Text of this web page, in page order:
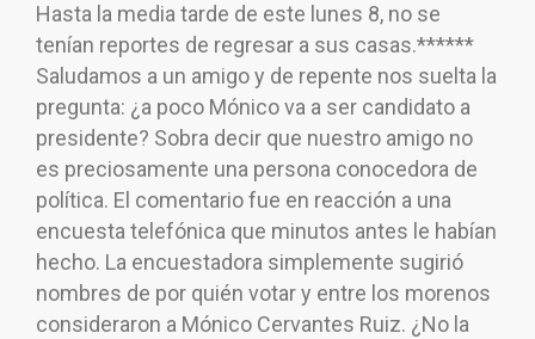
Hasta la media tarde de este lunes 8, no se
tenían reportes de regresar a sus casas.******
Saludamos a un amigo y de repente nos suelta la
pregunta: ¿a poco Mónico va a ser candidato a
presidente? Sobra decir que nuestro amigo no
es preciosamente una persona conocedora de
política. El comentario fue en reacción a una
encuesta telefónica que minutos antes le habían
hecho. La encuestadora simplemente sugirió
nombres de por quién votar y entre los morenos
consideraron a Mónico Cervantes Ruiz. ¿No la